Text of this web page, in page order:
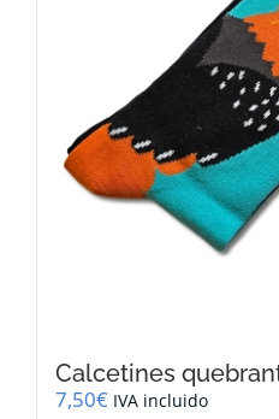
Calcetines
7,50€ IVA incluido